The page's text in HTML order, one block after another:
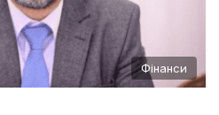
Фінанси